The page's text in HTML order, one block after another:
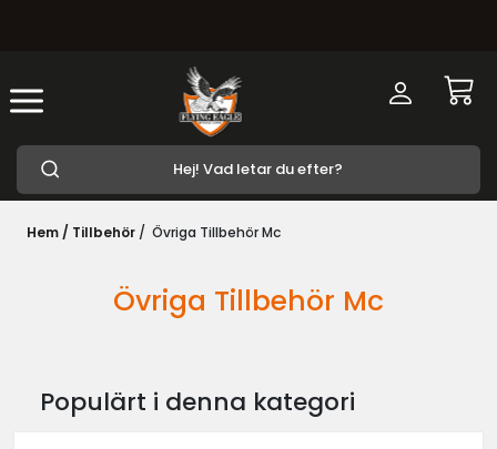
Hem / Tillbehör / Övriga Tillbehör Mc
Övriga Tillbehör Mc
Populärt i denna kategori